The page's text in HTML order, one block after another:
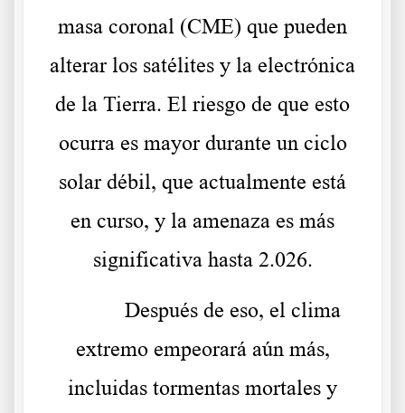
masa coronal (CME) que pueden
alterar los satélites y la electrónica
de la Tierra. El riesgo de que esto
ocurra es mayor durante un ciclo
solar débil, que actualmente está
en curso, y la amenaza es más
significativa hasta 2.026.
Después de eso, el clima
extremo empeorará aún más,
incluidas tormentas mortales y